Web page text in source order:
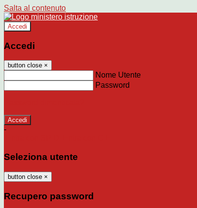
Salta al contenuto
Accedi
Accedi
button close ×
Nome Utente
Password
-
Seleziona utente
button close ×
Recupero password